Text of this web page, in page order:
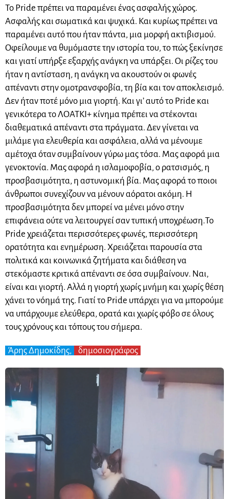
Το Pride πρέπει να παραμένει ένας ασφαλής χώρος.
Ασφαλής και σωματικά και ψυχικά. Και κυρίως πρέπει να
παραμένει αυτό που ήταν πάντα, μια μορφή ακτιβισμού.
Οφείλουμε να θυμόμαστε την ιστορία του, το πώς ξεκίνησε
και γιατί υπήρξε εξαρχής ανάγκη να υπάρξει. Οι ρίζες του
ήταν η αντίσταση, η ανάγκη να ακουστούν οι φωνές
απέναντι στην ομοτρανσφοβία, τη βία και τον αποκλεισμό.
Δεν ήταν ποτέ μόνο μια γιορτή. Και γι’ αυτό το Pride και
γενικότερα το ΛΟΑΤΚΙ+ κίνημα πρέπει να στέκονται
διαθεματικά απέναντι στα πράγματα. Δεν γίνεται να
μιλάμε για ελευθερία και ασφάλεια, αλλά να μένουμε
αμέτοχα όταν συμβαίνουν γύρω μας τόσα. Μας αφορά μια
γενοκτονία. Μας αφορά η ισλαμοφοβία, ο ρατσισμός, η
προσβασιμότητα, η αστυνομική βία. Μας αφορά το ποιοι
άνθρωποι συνεχίζουν να μένουν αόρατοι ακόμη. Η
προσβασιμότητα δεν μπορεί να μένει μόνο στην
επιφάνεια ούτε να λειτουργεί σαν τυπική υποχρέωση.Το
Pride χρειάζεται περισσότερες φωνές, περισσότερη
ορατότητα και ενημέρωση. Χρειάζεται παρουσία στα
πολιτικά και κοινωνικά ζητήματα και διάθεση να
στεκόμαστε κριτικά απέναντι σε όσα συμβαίνουν. Ναι,
είναι και γιορτή. Αλλά η γιορτή χωρίς μνήμη και χωρίς θέση
χάνει το νόημά της. Γιατί το Pride υπάρχει για να μπορούμε
να υπάρχουμε ελεύθερα, ορατά και χωρίς φόβο σε όλους
τους χρόνους και τόπους του σήμερα.
Άρης Δημοκίδης, δημοσιογράφος